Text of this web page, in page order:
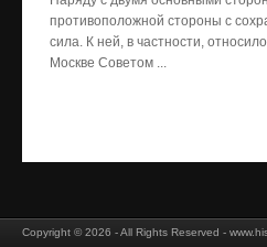
противоположной стороны с
сила. К ней, в частности,
Москве Советом ...
Copyright © 2026 - All Rights Reserved -